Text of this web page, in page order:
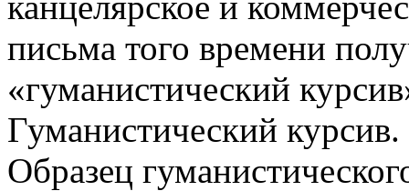
письма того времени
«гуманистический
Гуманистический
Образец